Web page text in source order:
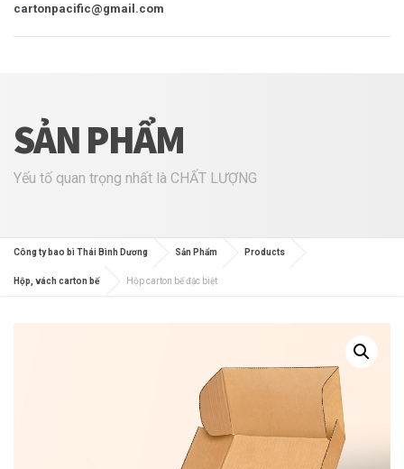
cartonpacific@gmail.com
SẢN PHẨM
Yếu tố quan trọng nhất là CHẤT LƯỢNG
Công ty bao bì Thái Bình Dương Sản Phẩm Products
Hộp, vách carton bế Hộp carton bế đặc biệt